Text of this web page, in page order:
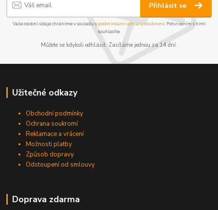
Přihlásit se
Vaše osobní údaje chráníme v souladu s podmínkami ochrany soukromí. Potvrzením s nimi
souhlasíte.
Můžete se kdykoli odhlásit. Zasíláme jednou za 14 dní.
Užitečné odkazy
Obchodní podmínky
Ochrana soukromí
Reklamace a vrácení
Možnosti platby
Způsob dopravy
Odstoupení od smlouvy
Doprava zdarma